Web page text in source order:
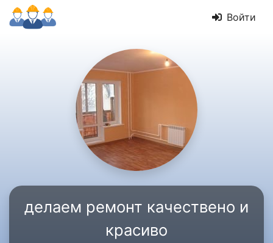
Войти
делаем ремонт качествено и
красиво